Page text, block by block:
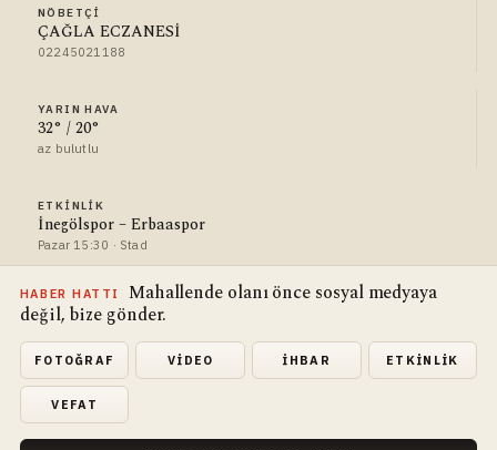
NÖBETÇI
ÇAĞLA ECZANESİ
02245021188
YARIN HAVA
32° / 20°
az bulutlu
ETKINLIK
İnegölspor – Erbaaspor
Pazar 15:30 · Stad
HABER HATTI
Mahallende olanı önce sosyal medyaya
değil, bize gönder.
FOTOĞRAF VIDEO İHBAR ETKINLIK
VEFAT